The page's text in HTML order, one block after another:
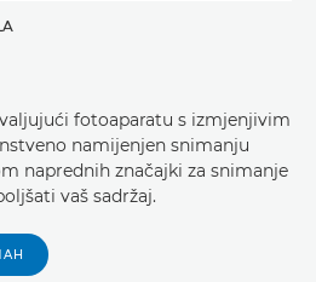
fotoaparatu s izmjenjivim
namijenjen snimanju
naprednih značajki za snimanje
vaš sadržaj.